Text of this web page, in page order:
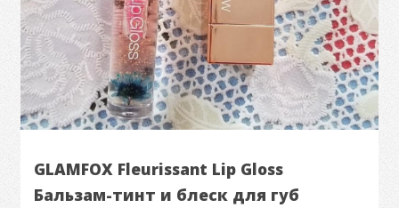
GLAMFOX Fleurissant Lip Gloss
Бальзам-тинт и блеск для губ